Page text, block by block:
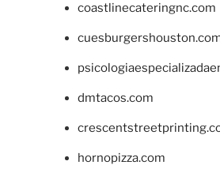
coastlinecateringnc.com
dmtacos.com
hornopizza.com